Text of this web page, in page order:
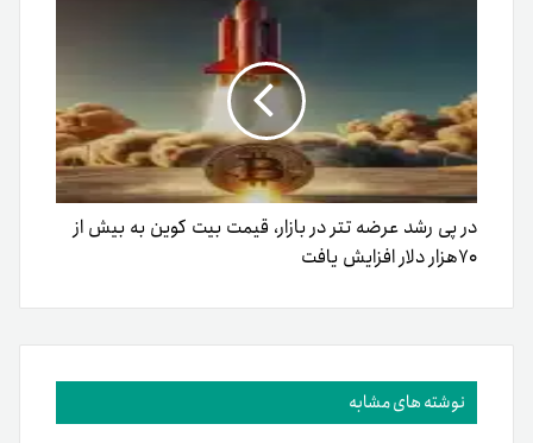
در پی رشد عرضه تتر در بازار، قیمت بیت کوین به بیش از
۷۰هزار دلار افزایش یافت
نوشته های مشابه